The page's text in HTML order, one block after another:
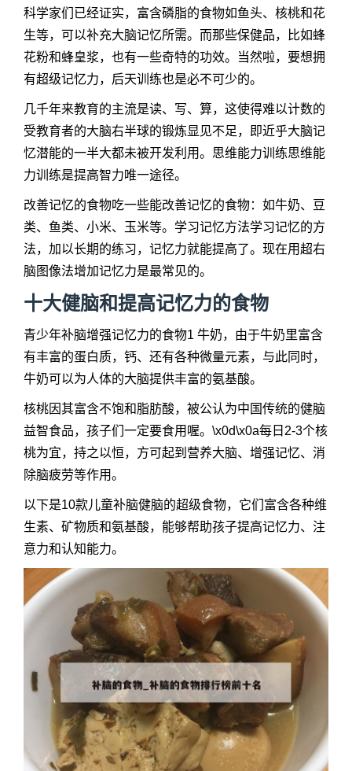
科学家们已经证实，富含磷脂的食物如鱼头、核桃和花
生等，可以补充大脑记忆所需。而那些保健品，比如蜂
花粉和蜂皇浆，也有一些奇特的功效。当然啦，要想拥
有超级记忆力，后天训练也是必不可少的。
几千年来教育的主流是读、写、算，这使得难以计数的
受教育者的大脑右半球的锻炼显见不足，即近乎大脑记
忆潜能的一半大都未被开发利用。思维能力训练思维能
力训练是提高智力唯一途径。
改善记忆的食物吃一些能改善记忆的食物：如牛奶、豆
类、鱼类、小米、玉米等。学习记忆方法学习记忆的方
法，加以长期的练习，记忆力就能提高了。现在用超右
脑图像法增加记忆力是最常见的。
十大健脑和提高记忆力的食物
青少年补脑增强记忆力的食物1 牛奶，由于牛奶里富含
有丰富的蛋白质，钙、还有各种微量元素，与此同时，
牛奶可以为人体的大脑提供丰富的氨基酸。
核桃因其富含不饱和脂肪酸，被公认为中国传统的健脑
益智食品，孩子们一定要食用喔。\x0d\x0a每日2-3个核
桃为宜，持之以恒，方可起到营养大脑、增强记忆、消
除脑疲劳等作用。
以下是10款儿童补脑健脑的超级食物，它们富含各种维
生素、矿物质和氨基酸，能够帮助孩子提高记忆力、注
意力和认知能力。